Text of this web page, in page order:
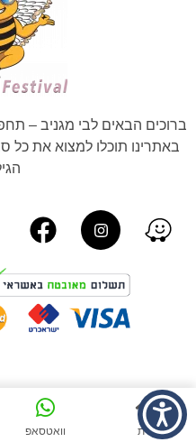
ברוכים הבאים לבי מגניב –
באתרינו תוכלו למצוא את כל
בית וואטסאפ